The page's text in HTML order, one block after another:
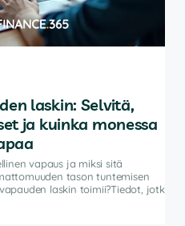
laskin: Selvitä,
ja kuinka monessa
vapaus ja miksi sitä
tason tuntemisen
laskin toimii?Tiedot, jotka